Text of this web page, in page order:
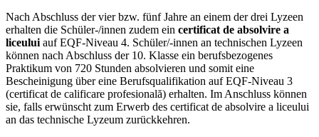
Nach Abschluss der vier bzw. fünf Jahre an einem der drei Lyzeen
erhalten die Schüler-/innen zudem ein certificat de absolvire a
liceului auf EQF-Niveau 4. Schüler/-innen an technischen Lyzeen
können nach Abschluss der 10. Klasse ein berufsbezogenes
Praktikum von 720 Stunden absolvieren und somit eine
Bescheinigung über eine Berufsqualifikation auf EQF-Niveau 3
(certificat de calificare profesională) erhalten. Im Anschluss können
sie, falls erwünscht zum Erwerb des certificat de absolvire a liceului
an das technische Lyzeum zurückkehren.